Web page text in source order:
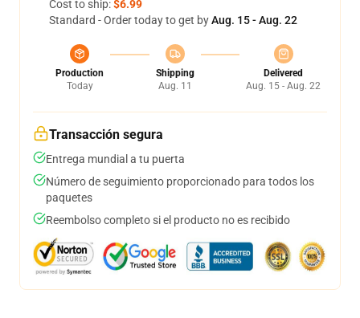
Cost to ship:$6.99
Standard - Order today to get byAug. 15 - Aug. 22
Production
Today
Shipping
Aug. 11
Delivered
Aug. 15 - Aug. 22
Transacción segura
Entrega mundial a tu puerta
Número de seguimiento proporcionado para todos los
paquetes
Reembolso completo si el producto no es recibido